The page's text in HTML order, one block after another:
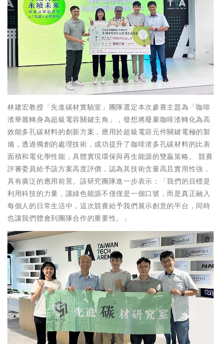
林建宏教授「先進碳材實驗室」團隊選定本次參賽主題為「咖啡
渣華麗轉身為超級電容關鍵主角」，發想將廢棄咖啡渣轉化為高
效能多孔碳材料的創新方案，應用於超級電容元件關鍵電極的製
備，透過獨創的處理技術，成功提升了咖啡渣多孔碳材料的比表
面積和電化學性能，具體實現環保與再生能源的雙贏策略。 競賽
評審委員給予該方案高度評價，認為其技術含量高且實用性強，
具有廣泛的應用前景。該研究團隊進一步表示：「我們的目標是
利用科技的力量，讓綠色能源不僅僅是一個口號，而是真正融入
每個人的日常生活中，這次競賽給予我們展示創意的平台，同時
也讓我們體會到團隊合作的重要性。」